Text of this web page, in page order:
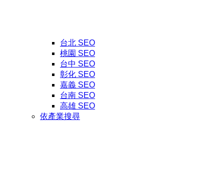
台北 SEO
桃園 SEO
台中 SEO
彰化 SEO
嘉義 SEO
台南 SEO
高雄 SEO
依產業搜尋